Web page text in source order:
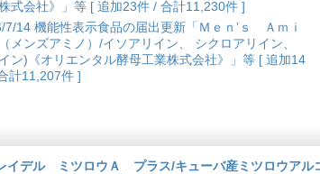
式会社》」等 [ 追加23件 / 合計11,230件 ]
7/14 機能性表示食品の届出更新「Ｍｅｎ’ｓ Ａｍｉ
メンズアミノ）/イソアリイン、 シクロアリイン、
ン)《オリエンタル酵母工業株式会社》」等 [ 追加14
計11,207件 ]
イデル ミツロウＡ プラス/キューバ産ミツロウアル